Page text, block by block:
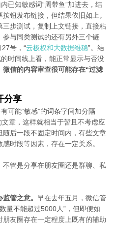
已知敏感词“周带鱼”加进去，结
钮发布链接，但结果依旧如上。
步测试，复制上文链接，直接粘
与同类测试的还有另外三个链
27号，“云极权和大数据维稳”。结
时间线上看，能正常显示与否没
微信的内容审查很可能存在“过滤
分享
可能“敏感”的词条字间加分隔
章，这样就相当于暂且不考虑应
后一段不固定时间内，有些文章
时段等因素，存在一定关系。
不管是分享在朋友圈还是群聊、私
管之意。 早在去年五月，微信管
量不能超过5000人”，但即便如
友圈存在一定程度上既有的辅助